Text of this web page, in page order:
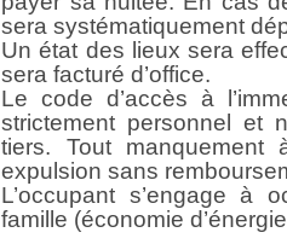
sera systématiquement
Un état des lieux sera
sera facturé d’office.
Le code d’accès à
strictement personnel et
tiers. Tout
expulsion sans
L’occupant s’engage à
famille (économie